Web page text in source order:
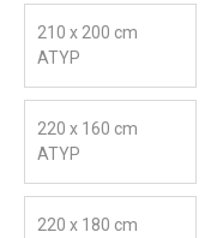
210 x 200 cm
ATYP
220 x 160 cm
ATYP
220 x 180 cm